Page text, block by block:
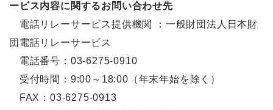
ービス内容に関するお問い合わせ先
電話リレーサービス提供機関 ：一般財団法人日本財
団電話リレーサービス
電話番号：03-6275-0910
受付時間：9:00～18:00（年末年始を除く）
FAX：03-6275-0913